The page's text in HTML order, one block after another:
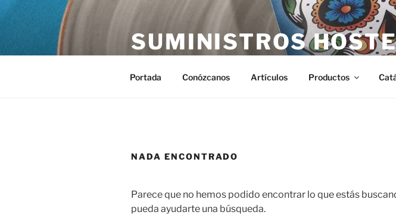
al
SUMINISTROS
Portada Conózcanos Artículos Productos
NADA ENCONTRADO
Parece que no hemos podido encontrar lo que estás
pueda ayudarte una búsqueda.